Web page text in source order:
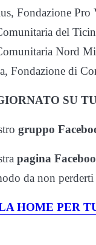
Fondazione
del
Nord
Fondazione di
SU
gruppo
pagina
da non
HOME PER